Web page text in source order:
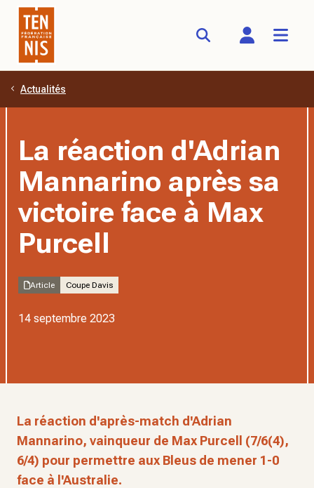
Aller au contenu principal
Actualités
La réaction d'Adrian
Mannarino après sa
victoire face à Max
Purcell
Article Coupe Davis
14 septembre 2023
La réaction d'après-match d'Adrian
Mannarino, vainqueur de Max Purcell (7/6(4),
6/4) pour permettre aux Bleus de mener 1-0
face à l'Australie.